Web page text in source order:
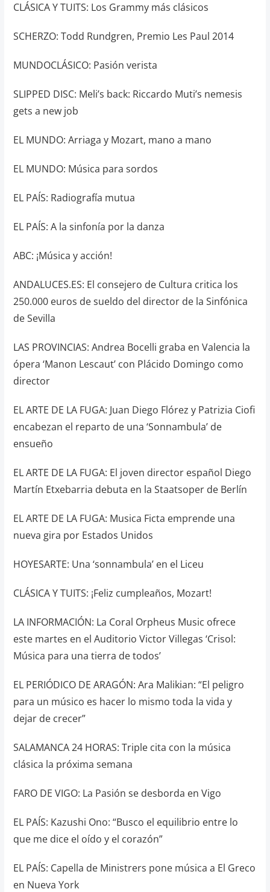
CLÁSICA Y TUITS: Los Grammy más clásicos
SCHERZO: Todd Rundgren, Premio Les Paul 2014
MUNDOCLÁSICO: Pasión verista
SLIPPED DISC: Meli’s back: Riccardo Muti’s nemesis
gets a new job
EL MUNDO: Arriaga y Mozart, mano a mano
EL MUNDO: Música para sordos
EL PAÍS: Radiografía mutua
EL PAÍS: A la sinfonía por la danza
ABC: ¡Música y acción!
ANDALUCES.ES: El consejero de Cultura critica los
250.000 euros de sueldo del director de la Sinfónica
de Sevilla
LAS PROVINCIAS: Andrea Bocelli graba en Valencia la
ópera ‘Manon Lescaut’ con Plácido Domingo como
director
EL ARTE DE LA FUGA: Juan Diego Flórez y Patrizia Ciofi
encabezan el reparto de una ‘Sonnambula’ de
ensueño
EL ARTE DE LA FUGA: El joven director español Diego
Martín Etxebarria debuta en la Staatsoper de Berlín
EL ARTE DE LA FUGA: Musica Ficta emprende una
nueva gira por Estados Unidos
HOYESARTE: Una ‘sonnambula’ en el Liceu
CLÁSICA Y TUITS: ¡Feliz cumpleaños, Mozart!
LA INFORMACIÓN: La Coral Orpheus Music ofrece
este martes en el Auditorio Victor Villegas ‘Crisol:
Música para una tierra de todos’
EL PERIÓDICO DE ARAGÓN: Ara Malikian: “El peligro
para un músico es hacer lo mismo toda la vida y
dejar de crecer”
SALAMANCA 24 HORAS: Triple cita con la música
clásica la próxima semana
FARO DE VIGO: La Pasión se desborda en Vigo
EL PAÍS: Kazushi Ono: “Busco el equilibrio entre lo
que me dice el oído y el corazón”
EL PAÍS: Capella de Ministrers pone música a El Greco
en Nueva York